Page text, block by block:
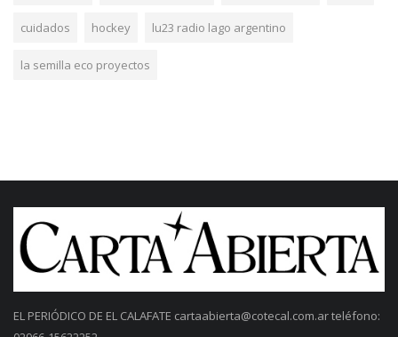
cuidados hockey lu23 radio lago argentino
la semilla eco proyectos
EL PERIÓDICO DE EL CALAFATE cartaabierta@cotecal.com.arteléfono: